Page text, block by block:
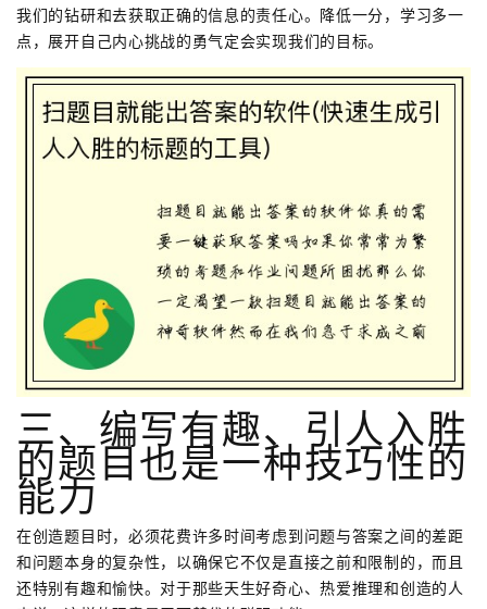
我们的钻研和去获取正确的信息的责任心。降低一分，学习多一
点，展开自己内心挑战的勇气定会实现我们的目标。
三、编写有趣、引人入胜
的题目也是一种技巧性的
能力
在创造题目时，必须花费许多时间考虑到问题与答案之间的差距
和问题本身的复杂性，以确保它不仅是直接之前和限制的，而且
还特别有趣和愉快。对于那些天生好奇心、热爱推理和创造的人